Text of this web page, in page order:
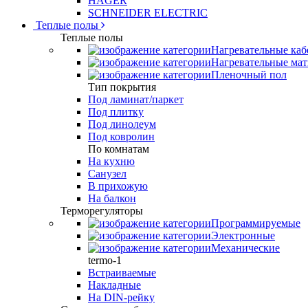
SCHNEIDER ELECTRIC
Теплые полы
Теплые полы
Нагревательные
Нагревательные
Пленочный пол
Тип покрытия
Под ламинат/паркет
Под плитку
Под линолеум
Под ковролин
По комнатам
На кухню
Санузел
В прихожую
На балкон
Терморегуляторы
Программируемые
Электронные
Механические
termo-1
Встраиваемые
Накладные
На DIN-рейку